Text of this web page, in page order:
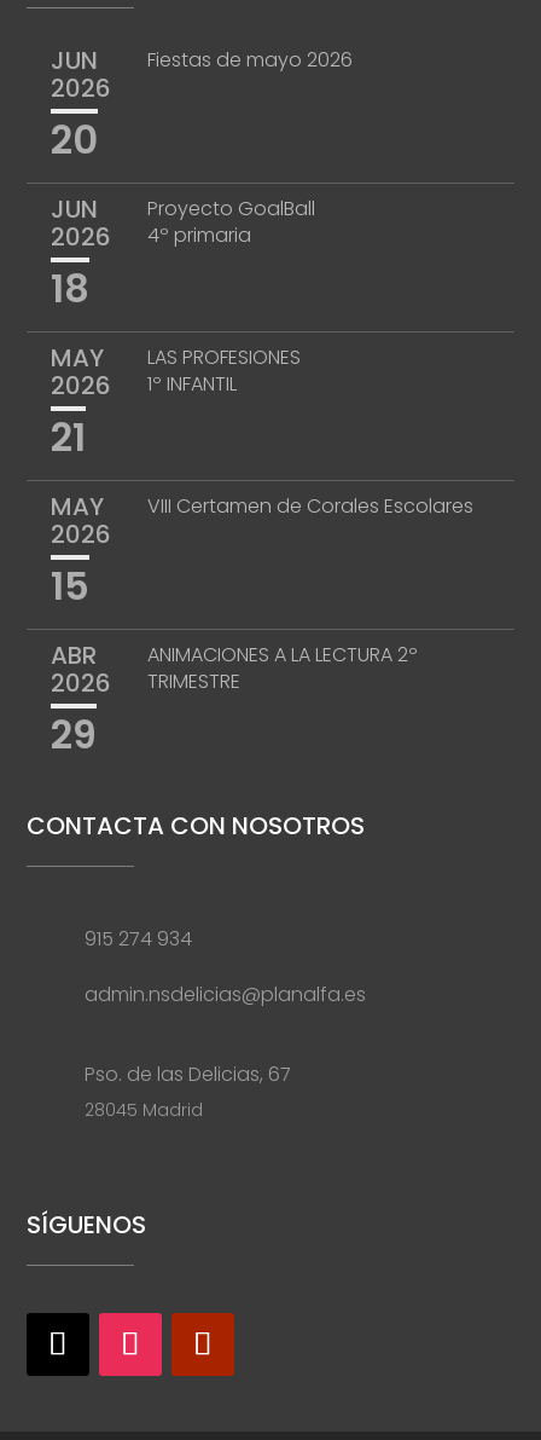
JUN
2026
20
Fiestas de mayo 2026
JUN
2026
18
Proyecto GoalBall
4º primaria
MAY
2026
21
LAS PROFESIONES
1º INFANTIL
MAY
2026
15
VIII Certamen de Corales Escolares
ABR
2026
29
ANIMACIONES A LA LECTURA 2º
TRIMESTRE
CONTACTA CON NOSOTROS
915 274 934
admin.nsdelicias@planalfa.es
Pso. de las Delicias, 67
28045 Madrid
SÍGUENOS